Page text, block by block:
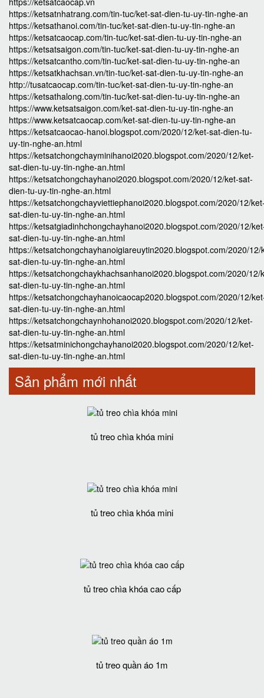
https://ketsatnhatrang.com/tin-tuc/ket-sat-dien-tu-uy-tin-nghe-an
https://ketsathanoi.com/tin-tuc/ket-sat-dien-tu-uy-tin-nghe-an
https://ketsatcaocap.com/tin-tuc/ket-sat-dien-tu-uy-tin-nghe-an
https://ketsatsaigon.com/tin-tuc/ket-sat-dien-tu-uy-tin-nghe-an
https://ketsatcantho.com/tin-tuc/ket-sat-dien-tu-uy-tin-nghe-an
https://ketsatkhachsan.vn/tin-tuc/ket-sat-dien-tu-uy-tin-nghe-an
http://tusatcaocap.com/tin-tuc/ket-sat-dien-tu-uy-tin-nghe-an
https://ketsathalong.com/tin-tuc/ket-sat-dien-tu-uy-tin-nghe-an
https://www.ketsatsaigon.com/ket-sat-dien-tu-uy-tin-nghe-an
https://www.ketsatcaocap.com/ket-sat-dien-tu-uy-tin-nghe-an
https://ketsatcaocao-hanoi.blogspot.com/2020/12/ket-sat-dien-tu-
uy-tin-nghe-an.html
https://ketsatchongchayminihanoi2020.blogspot.com/2020/12/ket-
sat-dien-tu-uy-tin-nghe-an.html
https://ketsatchongchayhanoi2020.blogspot.com/2020/12/ket-sat-
dien-tu-uy-tin-nghe-an.html
https://ketsatchongchayviettiephanoi2020.blogspot.com/2020/12/
sat-dien-tu-uy-tin-nghe-an.html
https://ketsatgiadinhchongchayhanoi2020.blogspot.com/2020/12/
sat-dien-tu-uy-tin-nghe-an.html
https://ketsatchongchayhanoigiareuytin2020.blogspot.com/2020/12/
sat-dien-tu-uy-tin-nghe-an.html
https://ketsatchongchaykhachsanhanoi2020.blogspot.com/2020/12/
sat-dien-tu-uy-tin-nghe-an.html
https://ketsatchongchayhanoicaocap2020.blogspot.com/2020/12/
sat-dien-tu-uy-tin-nghe-an.html
https://ketsatchongchaynhohanoi2020.blogspot.com/2020/12/ket-
sat-dien-tu-uy-tin-nghe-an.html
https://ketsatminichongchayhanoi2020.blogspot.com/2020/12/ket-
sat-dien-tu-uy-tin-nghe-an.html
Sản phẩm mới nhất
tủ treo chìa khóa mini
tủ treo chìa khóa mini
tủ treo chìa khóa cao cấp
tủ treo quần áo 1m